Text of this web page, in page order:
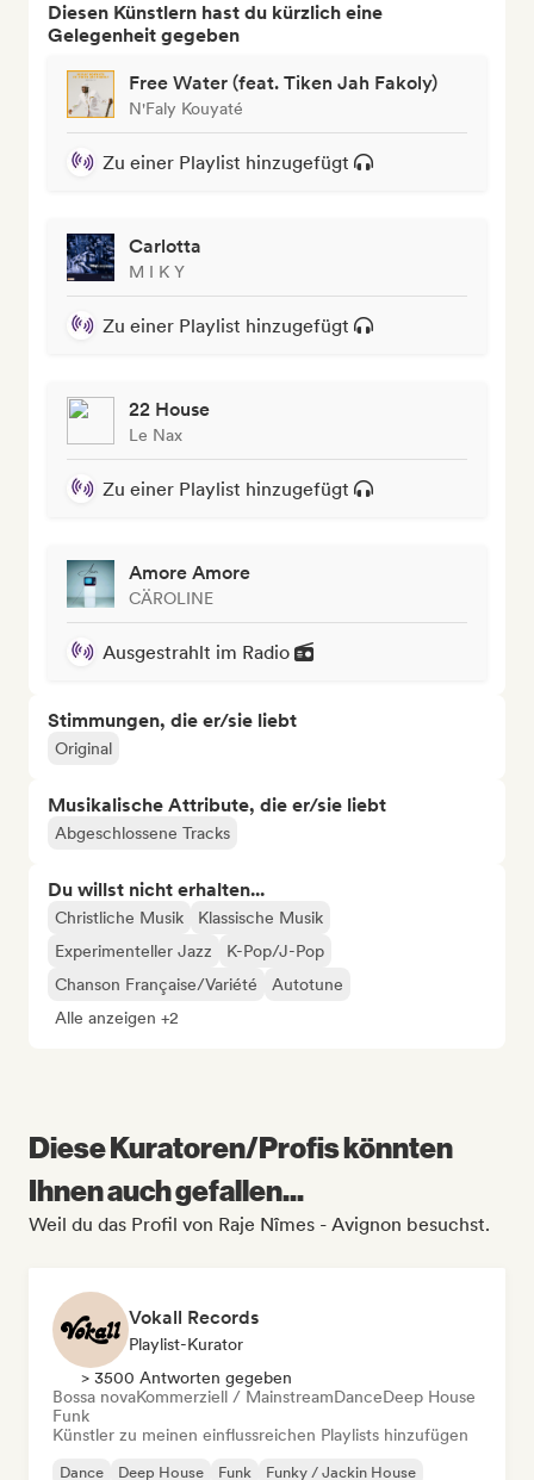
Diesen Künstlern hast du kürzlich eine
Gelegenheit gegeben
Free Water (feat. Tiken Jah Fakoly)
N'Faly Kouyaté
Zu einer Playlist hinzugefügt
Carlotta
M I K Y
Zu einer Playlist hinzugefügt
22 House
Le Nax
Zu einer Playlist hinzugefügt
Amore Amore
CÄROLINE
Ausgestrahlt im Radio
Stimmungen, die er/sie liebt
Original
Musikalische Attribute, die er/sie liebt
Abgeschlossene Tracks
Du willst nicht erhalten...
Christliche Musik
Klassische Musik
Experimenteller Jazz
K-Pop/J-Pop
Chanson Française/Variété
Autotune
Alle anzeigen +2
Diese Kuratoren/Profis könnten
Ihnen auch gefallen...
Weil du das Profil von Raje Nîmes - Avignon besuchst.
Vokall Records
Playlist-Kurator
> 3500 Antworten gegeben
Bossa novaKommerziell / MainstreamDanceDeep House
Funk
Künstler zu meinen einflussreichen Playlists hinzufügen
Dance Deep House Funk Funky / Jackin House